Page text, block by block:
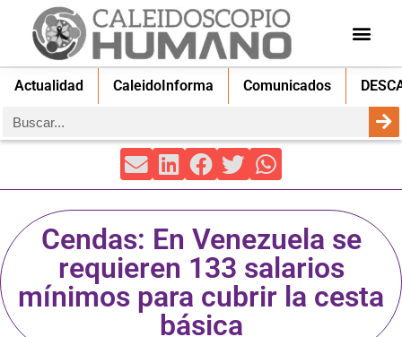
Actualidad CaleidoInforma Comunicados
Cendas: En Venezuela se
requieren 133 salarios
mínimos para cubrir la cesta
básica